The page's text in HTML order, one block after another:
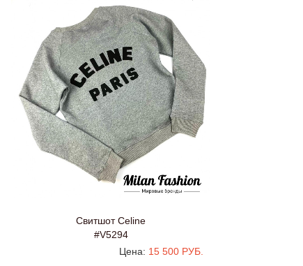
Свитшот Celine
#V5294
Цена: 15 500 РУБ.